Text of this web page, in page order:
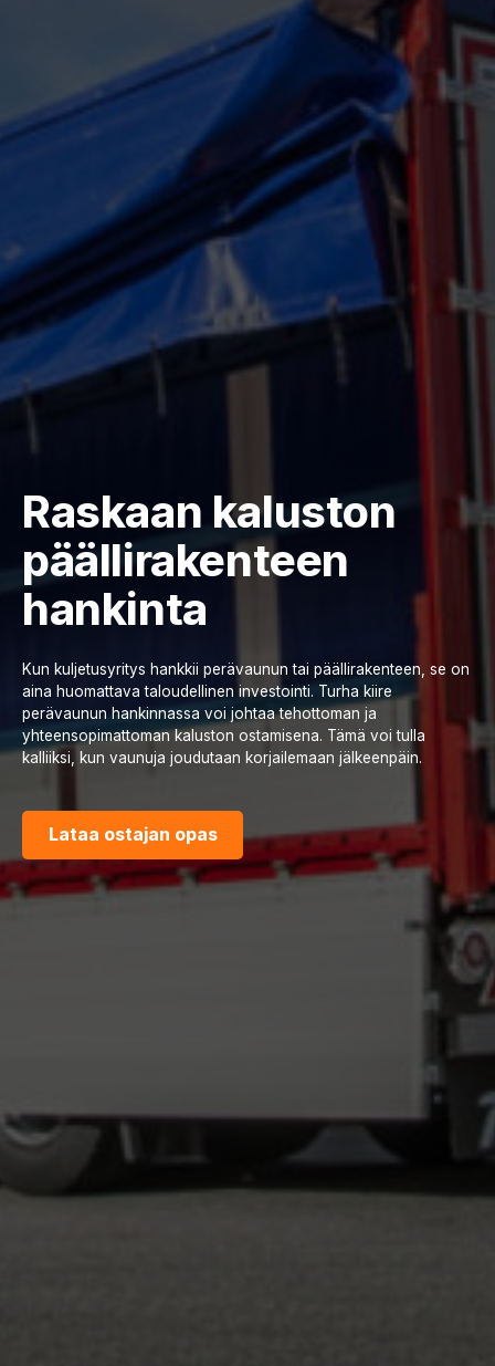
Raskaan kaluston
päällirakenteen
hankinta
Kun kuljetusyritys hankkii perävaunun tai päällirakenteen, se on
aina huomattava taloudellinen investointi. Turha kiire
perävaunun hankinnassa voi johtaa tehottoman ja
yhteensopimattoman kaluston ostamisena. Tämä voi tulla
kalliiksi, kun vaunuja joudutaan korjailemaan jälkeenpäin.
Lataa ostajan opas